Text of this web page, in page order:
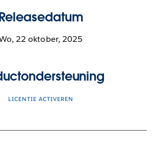
22 oktober, 2025
LICENTIE ACTIVEREN